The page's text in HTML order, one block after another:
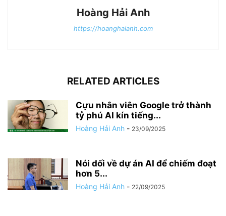
Hoàng Hải Anh
https://hoanghaianh.com
RELATED ARTICLES
Cựu nhân viên Google trở thành
tỷ phú AI kín tiếng...
Hoàng Hải Anh - 23/09/2025
Nói dối về dự án AI để chiếm đoạt
hơn 5...
Hoàng Hải Anh - 22/09/2025